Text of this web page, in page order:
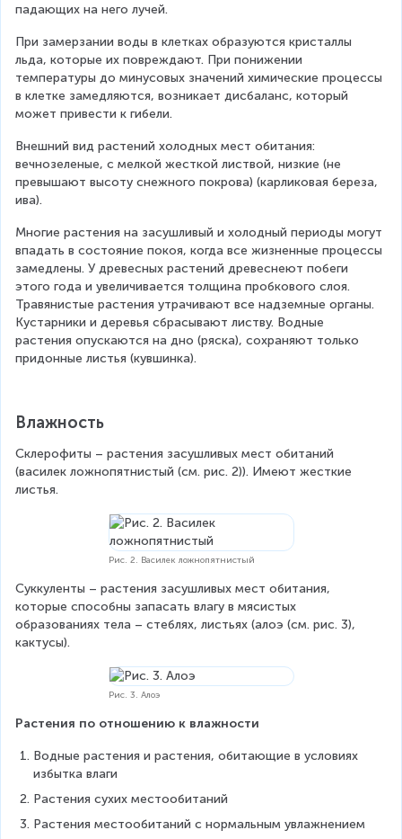
падающих на него лучей.
При замерзании воды в клетках образуются кристаллы
льда, которые их повреждают. При понижении
температуры до минусовых значений химические процессы
в клетке замедляются, возникает дисбаланс, который
может привести к гибели.
Внешний вид растений холодных мест обитания:
вечнозеленые, с мелкой жесткой листвой, низкие (не
превышают высоту снежного покрова) (карликовая береза,
ива).
Многие растения на засушливый и холодный периоды могут
впадать в состояние покоя, когда все жизненные процессы
замедлены. У древесных растений древеснеют побеги
этого года и увеличивается толщина пробкового слоя.
Травянистые растения утрачивают все надземные органы.
Кустарники и деревья сбрасывают листву. Водные
растения опускаются на дно (ряска), сохраняют только
придонные листья (кувшинка).
Влажность
Склерофиты – растения засушливых мест обитаний
(василек ложнопятнистый (см. рис. 2)). Имеют жесткие
листья.
Рис. 2. Василек ложнопятнистый
Суккуленты – растения засушливых мест обитания,
которые способны запасать влагу в мясистых
образованиях тела – стеблях, листьях (алоэ (см. рис. 3),
кактусы).
Рис. 3. Алоэ
Растения по отношению к влажности
Водные растения и растения, обитающие в условиях
избытка влаги
Растения сухих местообитаний
Растения местообитаний с нормальным увлажнением